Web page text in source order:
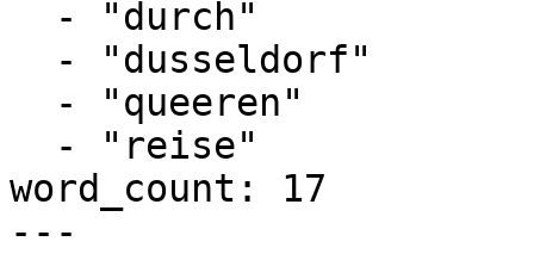
word_count: 17
---